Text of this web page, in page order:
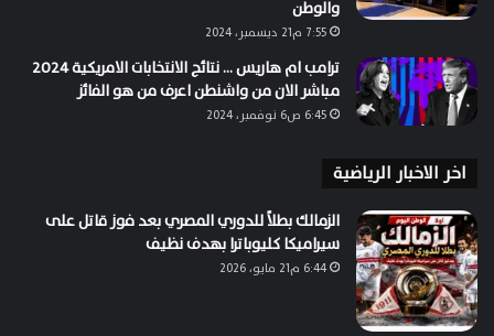
والوطن
7:55 م21 ديسمبر، 2024
ترامب ام هاريس … نتائج الانتخابات الامريكية 2024
مباشر الان من واشنطن اعرف من هو الفائز
6:45 ص6 نوفمبر، 2024
اخر الاخبار الرياضية
الزمالك بطلاً للدوري المصري بعد فوز قاتل على
سيراميكا كليوباترا بهدف نظيف
6:44 م21 مايو، 2026